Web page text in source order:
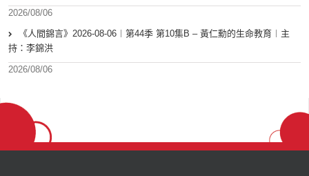
2026/08/06
《人間錦言》2026-08-06︱第44季 第10集B – 黃仁勳的生命教育︱主
持：李錦洪
2026/08/06